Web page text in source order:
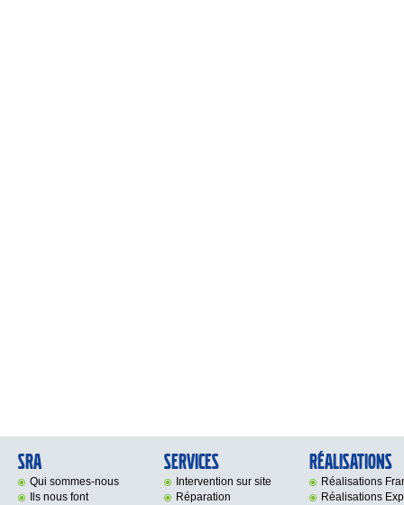
SRA
Qui sommes-nous
Ils nous font
Services
Intervention sur site
Réparation
Réalisations
Réalisations
Réalisations